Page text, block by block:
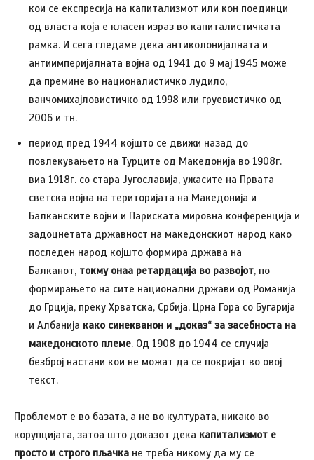
кои се експресија на капитализмот или кон поединци
од власта која е класен израз во капиталистичката
рамка. И сега гледаме дека антиколонијалната и
антиимперијалната војна од 1941 до 9 мај 1945 може
да премине во националистичко лудило,
ванчомихајловистичко од 1998 или груевистичко од
2006 и тн.
период пред 1944 којшто се движи назад до
повлекувањето на Турците од Македонија во 1908г.
виа 1918г. со стара Југославија, ужасите на Првата
светска војна на територијата на Македонија и
Балканските војни и Париската мировна конференција и
задоцнетата државност на македонскиот народ како
последен народ којшто формира држава на
Балканот, токму онаа ретардација во развојот, по
формирањето на сите национални држави од Романија
до Грција, преку Хрватска, Србија, Црна Гора со Бугарија
и Албанија како синекванон и „доказ“ за засебноста на
македонското племе. Од 1908 до 1944 се случија
безброј настани кои не можат да се покријат во овој
текст.
Проблемот е во базата, а не во културата, никако во
корупцијата, затоа што доказот дека капитализмот е
просто и строго пљачка не треба никому да му се